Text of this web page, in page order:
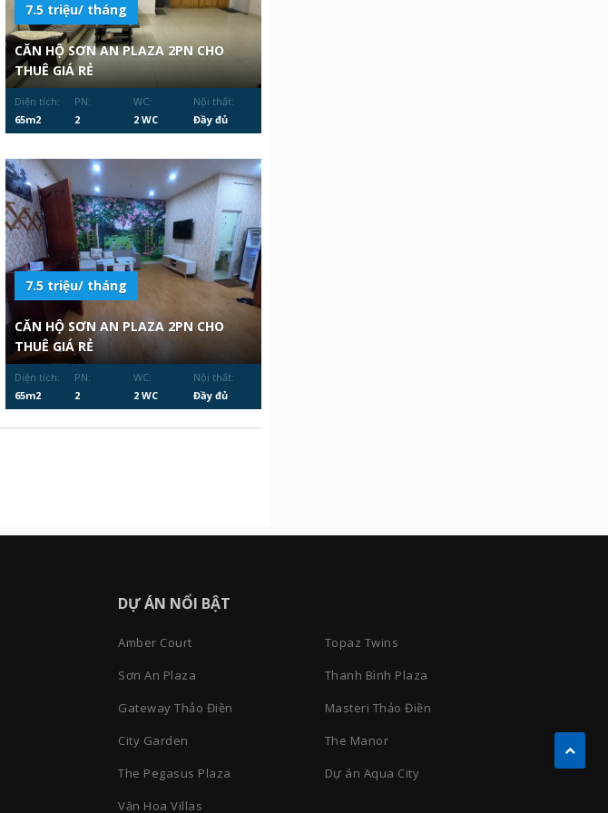
7.5 triệu/ tháng
CĂN HỘ SƠN AN PLAZA 2PN CHO
THUÊ GIÁ RẺ
Diện tích:
65m2
PN:
2
WC:
2 WC
Nội thất:
Đầy đủ
7.5 triệu/ tháng
CĂN HỘ SƠN AN PLAZA 2PN CHO
THUÊ GIÁ RẺ
Diện tích:
65m2
PN:
2
WC:
2 WC
Nội thất:
Đầy đủ
DỰ ÁN NỔI BẬT
Amber Court
Topaz Twins
Sơn An Plaza
Thanh Bình Plaza
Gateway Thảo Điền
Masteri Thảo Điền
City Garden
The Manor
The Pegasus Plaza
Dự án Aqua City
Văn Hoa Villas